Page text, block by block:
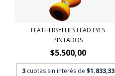
FEATHERSYFLIES LEAD EYES
PINTADOS
$5.500,00
3 cuotas sin interés de $1.833,33